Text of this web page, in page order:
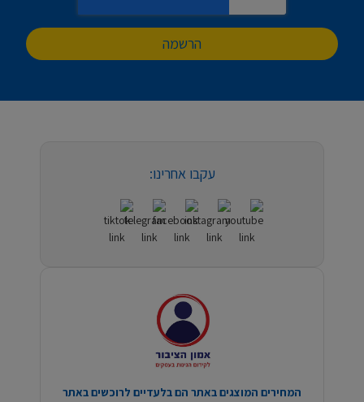
הרשמה
עקבו אחרינו:
המחירים המוצגים באתר הם בלעדיים לרוכשים באתר